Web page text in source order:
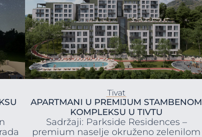
Tivat
APARTMANI U PREMIJUM STAMBENOM
KOMPLEKSU U TIVTU
Sadržaji: Parkside Residences –
premium naselje okruženo zelenilom